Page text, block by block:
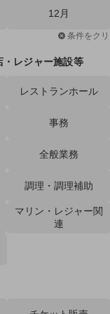
12月
条件をク
・レジャー施設等
レストランホール
事務
全般業務
調理・調理補助
マリン・レジャー関
連